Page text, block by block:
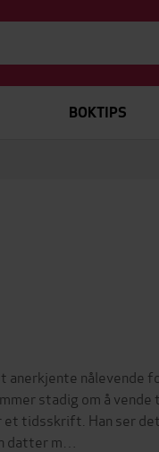
BOKTIPS
anerkjente nålevende
stadig om å
tidsskrift. Han ser
datter m…